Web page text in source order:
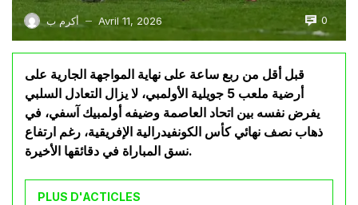
أكرم ب — Avril 11, 2026 0
قبل أقل من ربع ساعة على نهاية المواجهة الجارية على
أرضية ملعب 5 جويلية الأولمبي، لا يزال التعادل السلبي
يفرض نفسه بين اتحاد العاصمة وضيفه أولمبيك آسفي، في
ذهاب نصف نهائي كأس الكونفيدرالية الإفريقية، رغم ارتفاع
نسق المباراة في دقائقها الأخيرة.
PLUS D'ACTICLES